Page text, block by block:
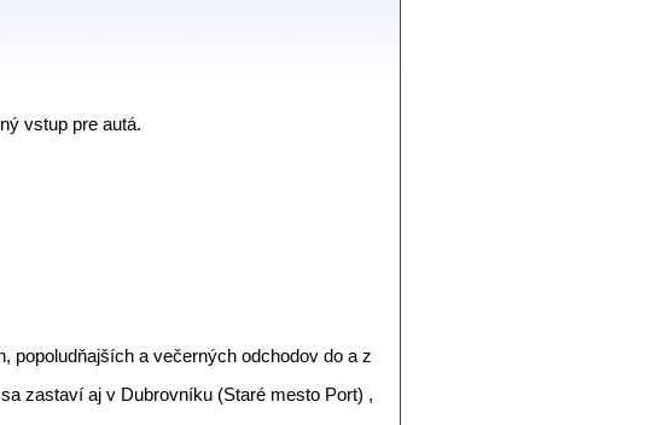
vstup pre autá.
popoludňajších a večerných odchodov do a z
zastaví aj v Dubrovníku (Staré mesto Port) ,